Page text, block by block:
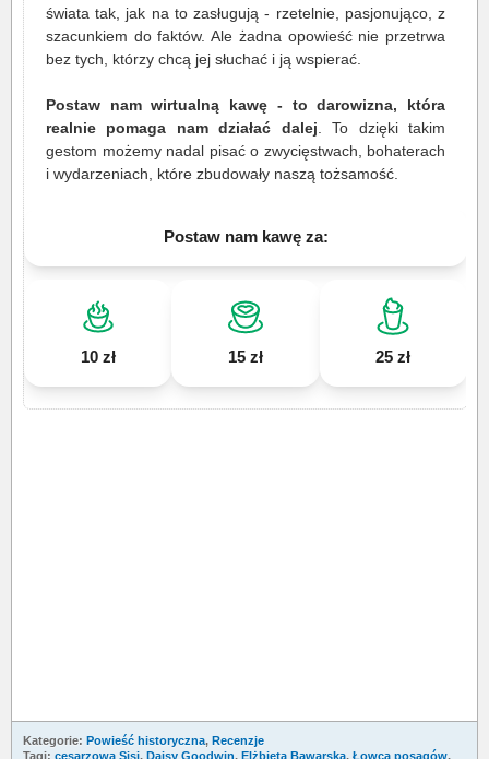
świata tak, jak na to zasługują - rzetelnie, pasjonująco, z
szacunkiem do faktów. Ale żadna opowieść nie przetrwa
bez tych, którzy chcą jej słuchać i ją wspierać.
Postaw nam wirtualną kawę - to darowizna, która
realnie pomaga nam działać dalej . To dzięki takim
gestom możemy nadal pisać o zwycięstwach, bohaterach
i wydarzeniach, które zbudowały naszą tożsamość.
Postaw nam kawę za:
10 zł 15 zł 25 zł
Kategorie: Powieść historyczna, Recenzje
Tagi: cesarzowa Sisi, Daisy Goodwin, Elżbieta Bawarska, Łowca posagów,